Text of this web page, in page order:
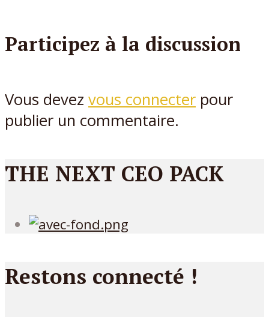
Participez à la discussion
Vous devez vous connecter pour
publier un commentaire.
THE NEXT CEO PACK
Restons connecté !